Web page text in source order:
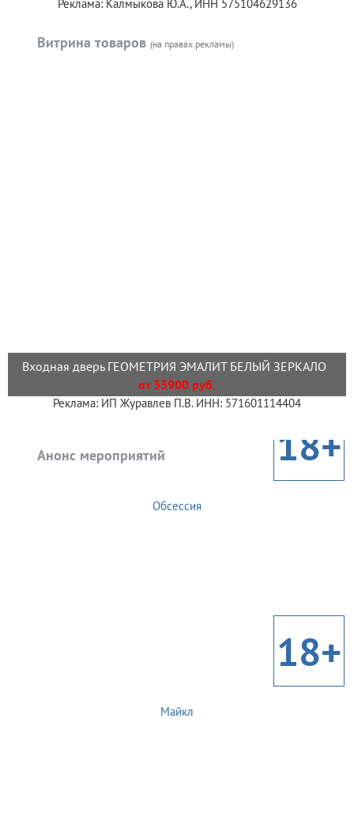
Реклама: Калмыкова Ю.А., ИНН 575104629136
Витрина товаров (на правах рекламы)
Входная дверь ГЕОМЕТРИЯ ЭМАЛИТ БЕЛЫЙ ЗЕРКАЛО
от 33900 руб.
Реклама: ИП Журавлев П.В. ИНН: 571601114404
Анонс мероприятий 18+
Обсессия
18+
Майкл